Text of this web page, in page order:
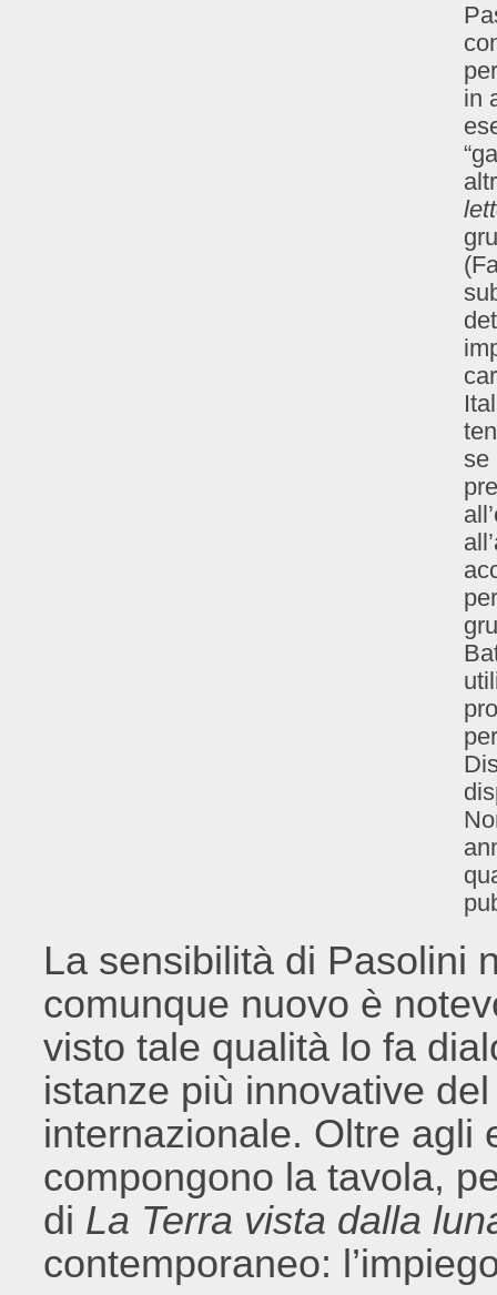
in
se
La sensibilità di Pasolini
comunque nuovo è
visto tale qualità lo fa
istanze più innovative
internazionale. Oltre agli
compongono la tavola,
di La Terra vista dalla
contemporaneo: